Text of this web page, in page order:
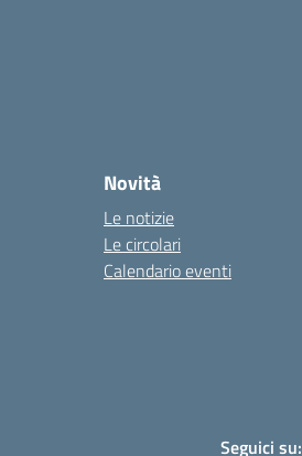
Novità
Le notizie
Le circolari
Calendario eventi
Seguici su: